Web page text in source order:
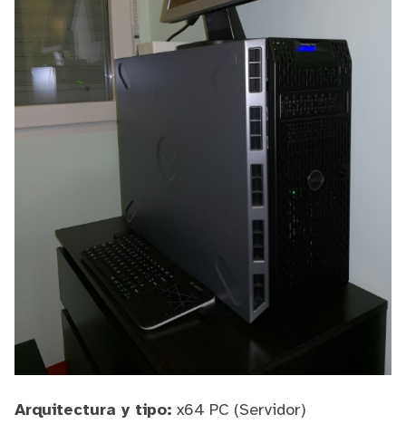
Arquitectura y tipo: x64 PC (Servidor)